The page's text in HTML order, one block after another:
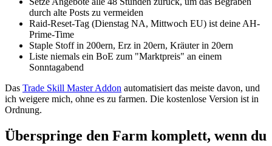
durch alte Posts zu vermeiden
Raid-Reset-Tag (Dienstag NA, Mittwoch EU) ist deine AH-
Prime-Time
Staple Stoff in 200ern, Erz in 20ern, Kräuter in 20ern
Liste niemals ein BoE zum "Marktpreis" an einem
Sonntagabend
Das Trade Skill Master Addon automatisiert das meiste davon, und
ich weigere mich, ohne es zu farmen. Die kostenlose Version ist in
Ordnung.
Überspringe den Farm komplett, wenn du